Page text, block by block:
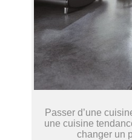
Passer d’une
une cuisine
changer un